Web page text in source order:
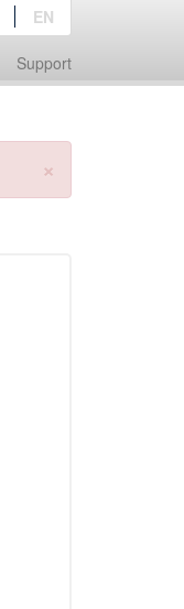
Support
EN
×